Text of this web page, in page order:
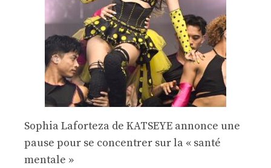
Sophia Laforteza de KATSEYE annonce une
pause pour se concentrer sur la « santé
mentale »